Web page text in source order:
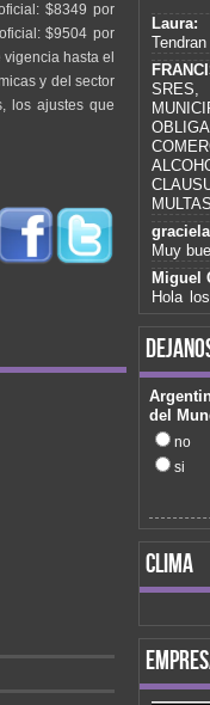
$8349 por
$9504 por
hasta el
y del sector
los ajustes que
Laura:
MULTAS
Muy
Miguel
Hola
saludo
de
fabiana
No te
fabiana
No te
graciela:
Podìa
Dana :
Dana
CD de
Saludos
daniel :
del
no
si
clima